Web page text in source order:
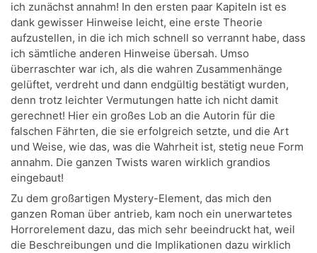
ich zunächst annahm! In den ersten paar Kapiteln ist es
dank gewisser Hinweise leicht, eine erste Theorie
aufzustellen, in die ich mich schnell so verrannt habe, dass
ich sämtliche anderen Hinweise übersah. Umso
überraschter war ich, als die wahren Zusammenhänge
gelüftet, verdreht und dann endgültig bestätigt wurden,
denn trotz leichter Vermutungen hatte ich nicht damit
gerechnet! Hier ein großes Lob an die Autorin für die
falschen Fährten, die sie erfolgreich setzte, und die Art
und Weise, wie das, was die Wahrheit ist, stetig neue Form
annahm. Die ganzen Twists waren wirklich grandios
eingebaut!
Zu dem großartigen Mystery-Element, das mich den
ganzen Roman über antrieb, kam noch ein unerwartetes
Horrorelement dazu, das mich sehr beeindruckt hat, weil
die Beschreibungen und die Implikationen dazu wirklich